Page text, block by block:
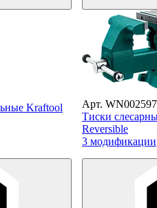
Kraftool
Арт.
Тиски
Reversible
3 модификации